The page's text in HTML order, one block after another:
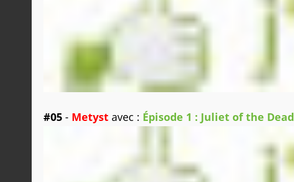
#05 - Metyst avec : Épisode 1 : Juliet of the Dead